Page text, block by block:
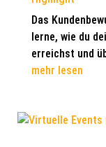
Das
lerne, wie du
erreichst und
mehr lesen